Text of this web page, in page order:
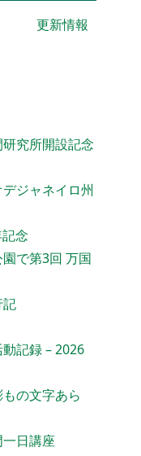
更新情報
究所開設記念
ジャネイロ州
念
で第3回 万国
記
記録 – 2026
の文字あら
日講座